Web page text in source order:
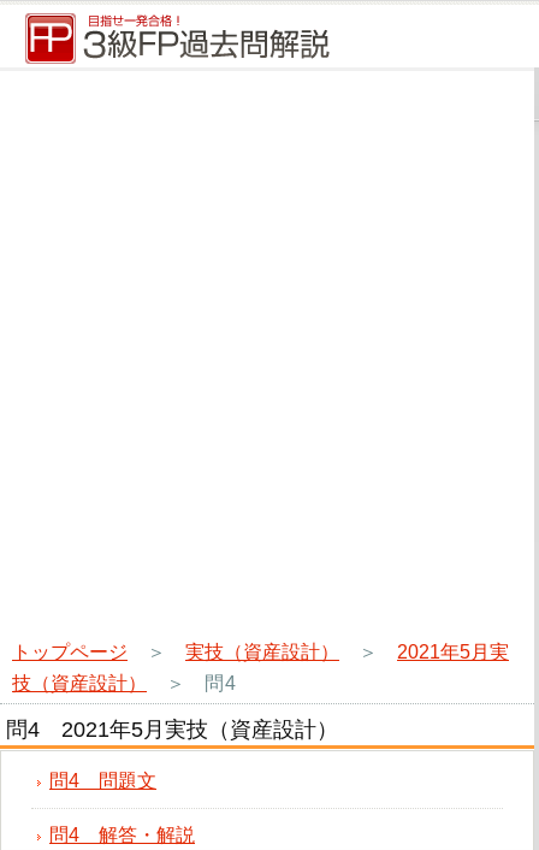
トップページ ＞ 実技（資産設計） ＞ 2021年5月実
技（資産設計）
＞ 問4
問4 2021年5月実技（資産設計）
問4 問題文
問4 解答・解説